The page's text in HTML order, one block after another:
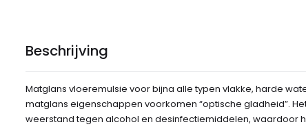
Beschrijving
Matglans vloeremulsie voor bijna alle typen vlakke, harde
matglans eigenschappen voorkomen “optische gladheid”.
weerstand tegen alcohol en desinfectiemiddelen, waardoor